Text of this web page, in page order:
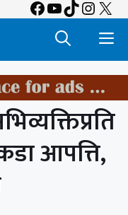
Facebook
YouTube
TikTok
X
आपत्ति,